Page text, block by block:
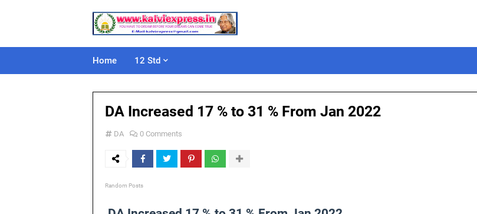
Home 12 Std
DA Increased 17 % to 31 % From Jan 2022
DA 0 Comments
Random Posts